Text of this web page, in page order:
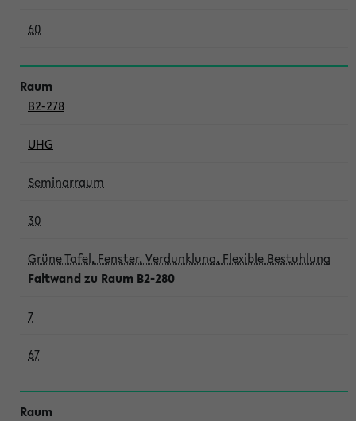
60
B2-278
UHG
Seminarraum
30
Grüne Tafel, Fenster, Verdunklung, Flexible Bestuhlung
Faltwand zu Raum B2-280
7
67